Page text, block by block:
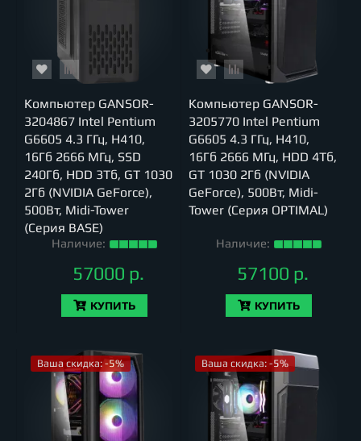
Компьютер GANSOR-
3204867 Intel Pentium
G6605 4.3 ГГц, H410,
16Гб 2666 МГц, SSD
240Гб, HDD 3Тб, GT 1030
2Гб (NVIDIA GeForce),
500Вт, Midi-Tower
(Серия BASE)
Наличие:
57000 р.
КУПИТЬ
Компьютер GANSOR-
3205770 Intel Pentium
G6605 4.3 ГГц, H410,
16Гб 2666 МГц, HDD 4Тб,
GT 1030 2Гб (NVIDIA
GeForce), 500Вт, Midi-
Tower (Серия OPTIMAL)
Наличие:
57100 р.
КУПИТЬ
Ваша скидка: -5% Ваша скидка: -5%